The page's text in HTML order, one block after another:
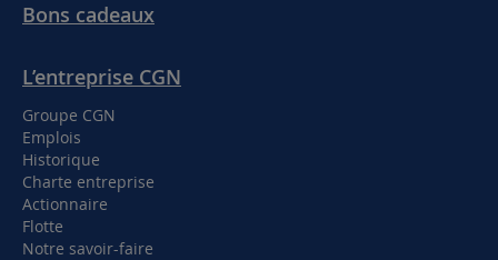
Bons cadeaux
L’entreprise CGN
Groupe CGN
Emplois
Historique
Charte entreprise
Actionnaire
Flotte
Notre savoir-faire